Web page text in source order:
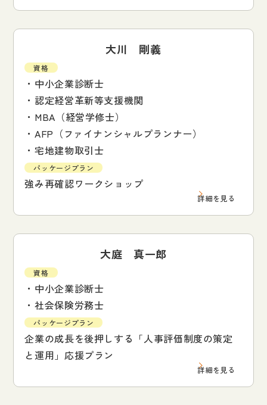
大川 剛義
資格
・中小企業診断士
・認定経営革新等支援機関
・MBA（経営学修士）
・AFP（ファイナンシャルプランナー）
・宅地建物取引士
パッケージプラン
強み再確認ワークショップ
詳細を見る
大庭 真一郎
資格
・中小企業診断士
・社会保険労務士
パッケージプラン
企業の成長を後押しする「人事評価制度の策定
と運用」応援プラン
詳細を見る